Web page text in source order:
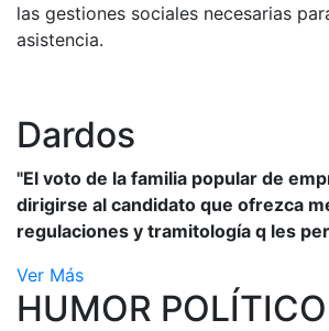
las gestiones sociales necesarias
asistencia.
Dardos
"El voto de la familia popular de
dirigirse al candidato que ofrezca
regulaciones y tramitología q les
Ver Más
HUMOR POLÍTICO